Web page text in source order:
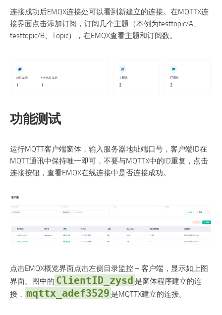
连接成功后EMQX连接处可以看到新建立的连接。在MQTTX连
接界面点击添加订阅，订阅几个主题（本例为testtopic/A、
testtopic/B、Topic），在EMQX查看主题和订阅数。
功能测试
运行MQTT客户端窗体，输入服务器地址端口号，客户端ID在
MQTT通讯中保持唯一即可，不要与MQTTX中的ID重复，点击
连接按钮，查看EMQX在线连接中是否连接成功。
点击EMQX概览界面点击左侧目录监控 – 客户端，显示如上图
界面。图中的 ClientID_zysd 是窗体程序建立的连
接， mqttx_adef3529 是MQTTX建立的连接。